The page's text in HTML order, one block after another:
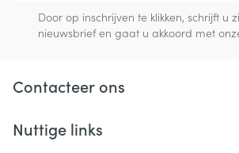
Door op inschrijven te klikken, schrijft u
nieuwsbrief en gaat u akkoord met
Contacteer ons
Nuttige links